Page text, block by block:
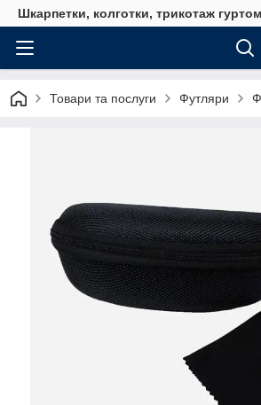
Шкарпетки, колготки, трикотаж
Товари та послуги Футляри